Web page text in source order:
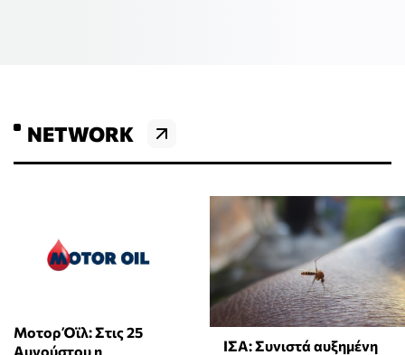
NETWORK
Μοτορ Όϊλ: Στις 25
Αυγούστου η
ΙΣΑ: Συνιστά αυξημένη